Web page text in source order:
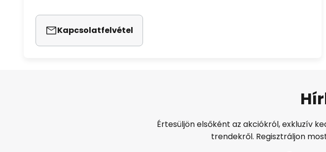
Kapcsolatfelvétel
Értesüljön elsőként az akciókról, exkluzív
trendekről. Regisztráljon